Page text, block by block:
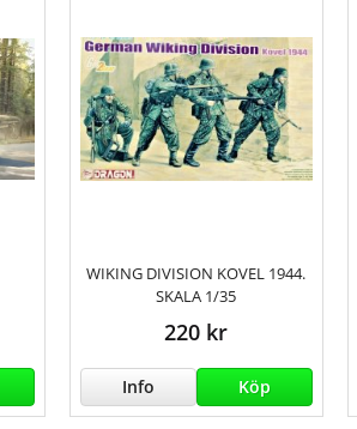
WIKING DIVISION KOVEL 1944.
SKALA 1/35
220 kr
Info Köp